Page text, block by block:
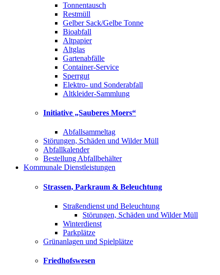
Tonnentausch
Restmüll
Gelber Sack/Gelbe Tonne
Bioabfall
Altpapier
Altglas
Gartenabfälle
Container-Service
Sperrgut
Elektro- und Sonderabfall
Altkleider-Sammlung
Initiative „Sauberes Moers“
Abfallsammeltag
Störungen, Schäden und Wilder Müll
Abfallkalender
Bestellung Abfallbehälter
Kommunale Dienstleistungen
Strassen, Parkraum & Beleuchtung
Straßendienst und Beleuchtung
Störungen, Schäden und Wilder Müll
Winterdienst
Parkplätze
Grünanlagen und Spielplätze
Friedhofswesen